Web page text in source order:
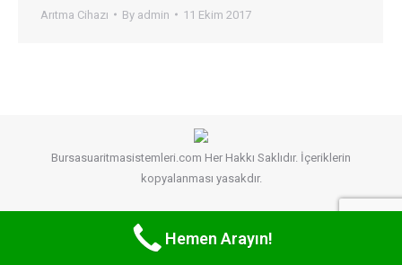
Arıtma Cihazı By admin 11 Ekim 2017
Bursasuaritmasistemleri.com Her Hakkı Saklıdır. İçeriklerin
kopyalanması yasakdır.
Hemen Arayın!